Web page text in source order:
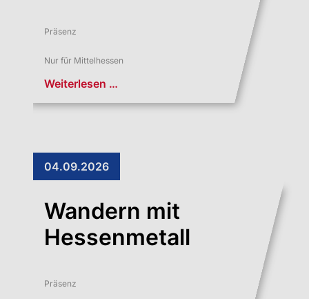
Präsenz
Nur für Mittelhessen
Weiterlesen …
04.09.2026
Wandern mit
Hessenmetall
Präsenz